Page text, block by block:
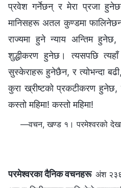
प्रवेश गर्नेछन् र मेरा प्रजा
मानिसहरू अतल कुण्डमा
राज्यमा हुने न्याय अन्तिम
शुद्धीकरण हुनेछ। त्यसपछि
सुस्केराहरू हुनेछैन, र त्योभन्दा
कुरा ख्रीष्टको प्रकटीकरण
कस्तो महिमा! कस्तो महिमा!
—वचन, खण्ड १। परमेश्‍वरको
परमेश्‍वरका दैनिक वचनहरू अंश